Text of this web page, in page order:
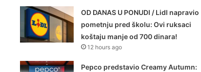
OD DANAS U PONUDI / Lidl napravio
pometnju pred školu: Ovi ruksaci
koštaju manje od 700 dinara!
12 hours ago
Pepco predstavio Creamy Autumn: